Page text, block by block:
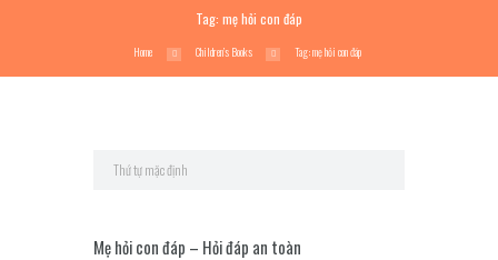
Tag: mẹ hỏi con đáp
Home Children’s Books Tag: mẹ hỏi con đáp
Mẹ hỏi con đáp – Hỏi đáp an toàn